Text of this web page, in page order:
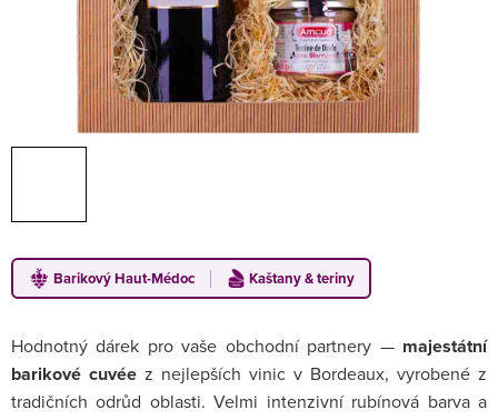
Barikový Haut-Médoc Kaštany & teriny
Hodnotný dárek pro vaše obchodní partnery — majestátní
barikové cuvée z nejlepších vinic v Bordeaux, vyrobené z
tradičních odrůd oblasti. Velmi intenzivní rubínová barva a